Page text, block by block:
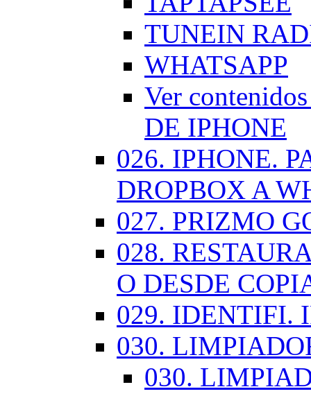
TUNEIN
WHATSAPP
Ver
DE IPHONE
026. IPHONE.
DROPBOX A
027. PRIZMO
028.
O DESDE
029. IDENTIFI.
030.
030.